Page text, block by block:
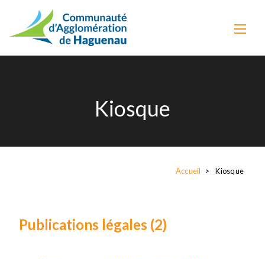
Kiosque
Accueil Kiosque
Publications légales (2)